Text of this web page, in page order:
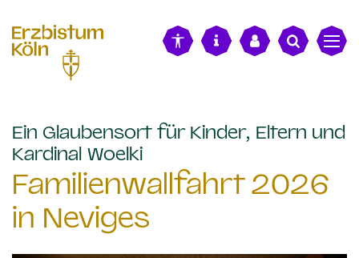
Ein Glaubensort für Kinder, Eltern und
Kardinal Woelki:
Familienwallfahrt 2026
in Neviges